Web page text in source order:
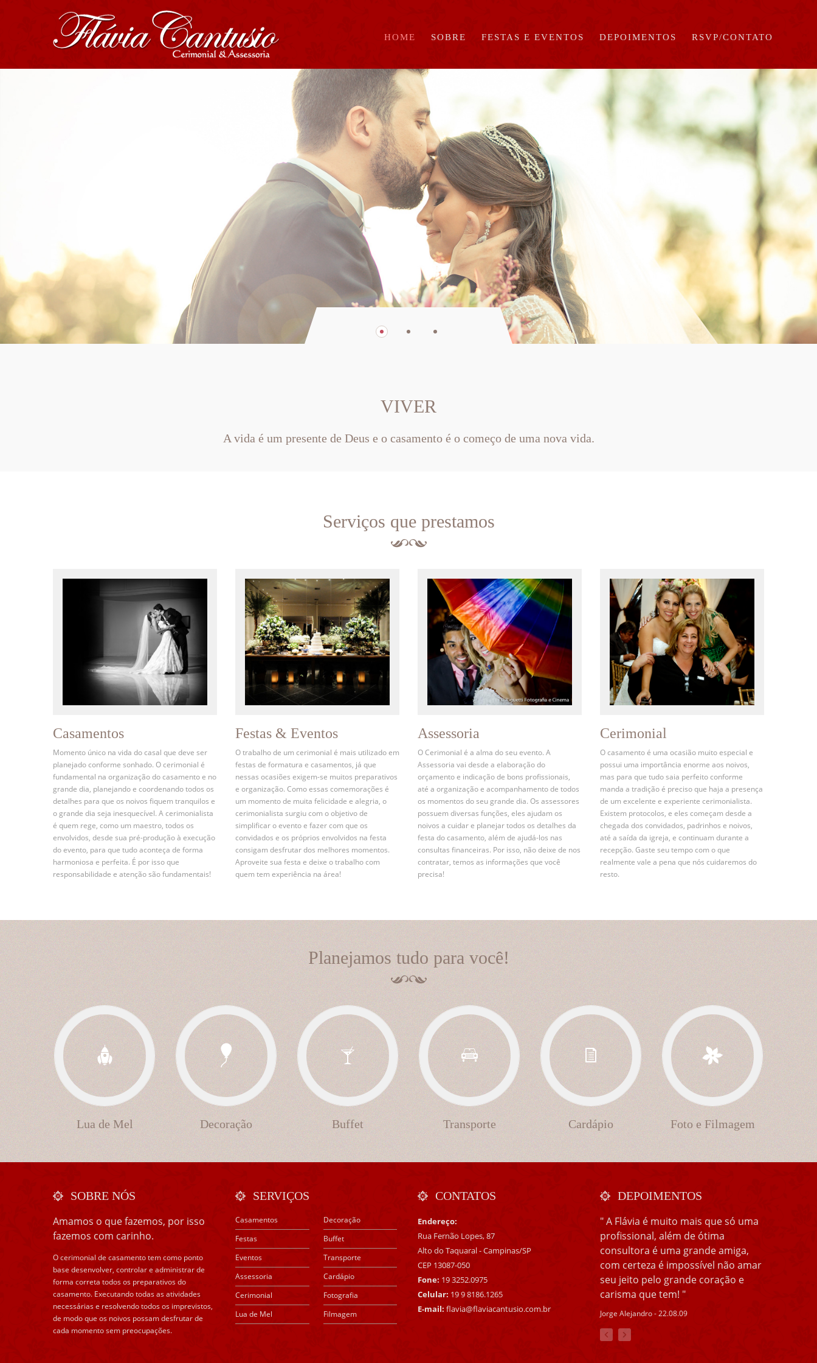
HOME SOBRE FESTAS E EVENTOS DEPOIMENTOS RSVP/CONTATO
VIVER
A vida é um presente de Deus e o casamento é o começo de uma nova vida.
Serviços que prestamos
Casamentos
Momento único na vida do casal que deve ser
planejado conforme sonhado. O cerimonial é
fundamental na organização do casamento e no
grande dia, planejando e coordenando todos os
detalhes para que os noivos fiquem tranquilos e
o grande dia seja inesquecível. A cerimonialista
é quem rege, como um maestro, todos os
envolvidos, desde sua pré-produção à execução
do evento, para que tudo aconteça de forma
harmoniosa e perfeita. É por isso que
responsabilidade e atenção são fundamentais!
Festas & Eventos
O trabalho de um cerimonial é mais utilizado em
festas de formatura e casamentos, já que
nessas ocasiões exigem-se muitos preparativos
e organização. Como essas comemorações é
um momento de muita felicidade e alegria, o
cerimonialista surgiu com o objetivo de
simplificar o evento e fazer com que os
convidados e os próprios envolvidos na festa
consigam desfrutar dos melhores momentos.
Aproveite sua festa e deixe o trabalho com
quem tem experiência na área!
Assessoria
O Cerimonial é a alma do seu evento. A
Assessoria vai desde a elaboração do
orçamento e indicação de bons profissionais,
até a organização e acompanhamento de todos
os momentos do seu grande dia. Os assessores
possuem diversas funções, eles ajudam os
noivos a cuidar e planejar todos os detalhes da
festa do casamento, além de ajudá-los nas
consultas financeiras. Por isso, não deixe de nos
contratar, temos as informações que você
precisa!
Cerimonial
O casamento é uma ocasião muito especial e
possui uma importância enorme aos noivos,
mas para que tudo saia perfeito conforme
manda a tradição é preciso que haja a presença
de um excelente e experiente cerimonialista.
Existem protocolos, e eles começam desde a
chegada dos convidados, padrinhos e noivos,
até a saída da igreja, e continuam durante a
recepção. Gaste seu tempo com o que
realmente vale a pena que nós cuidaremos do
resto.
Planejamos tudo para você!
Lua de Mel Decoração Buffet Transporte Cardápio Foto e Filmagem
SOBRE NÓS
Amamos o que fazemos, por isso
fazemos com carinho.
O cerimonial de casamento tem como ponto
base desenvolver, controlar e administrar de
forma correta todos os preparativos do
casamento. Executando todas as atividades
necessárias e resolvendo todos os imprevistos,
de modo que os noivos possam desfrutar de
cada momento sem preocupações.
SERVIÇOS
Casamentos
Festas
Eventos
Assessoria
Cerimonial
Lua de Mel
Decoração
Buffet
Transporte
Cardápio
Fotografia
Filmagem
CONTATOS
Endereço:
Rua Fernão Lopes, 87
Alto do Taquaral - Campinas/SP
CEP 13087-050
Fone: 19 3252.0975
Celular: 19 9 8186.1265
E-mail: flavia@flaviacantusio.com.br
DEPOIMENTOS
" A Flávia é muito mais que só uma
profissional, além de ótima
consultora é uma grande amiga,
com certeza é impossível não amar
seu jeito pelo grande coração e
carisma que tem! "
Jorge Alejandro - 22.08.09